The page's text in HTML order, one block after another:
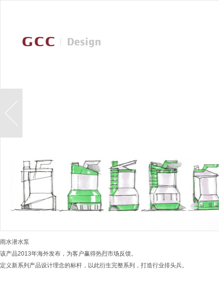
雨水潜水泵
该产品2013年海外发布，为客户赢得热烈市场反馈。
定义新系列产品设计理念的标杆，以此衍生完整系列，打造行业排头兵。